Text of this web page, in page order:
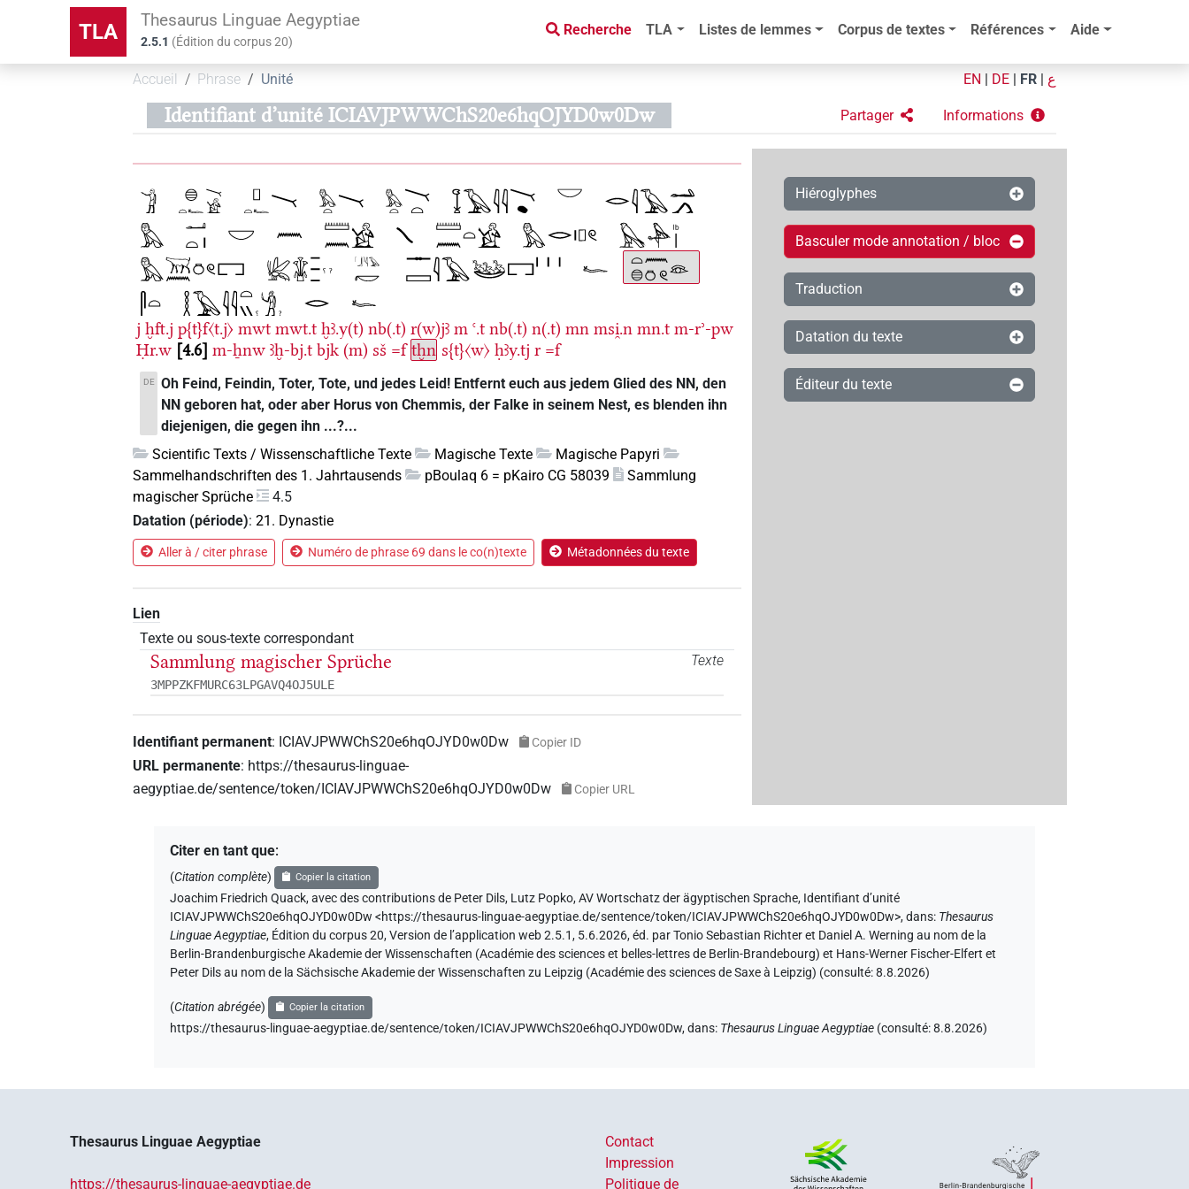
TLA Thesaurus Linguae Aegyptiae
2.5.1 (Édition du corpus20)
Recherche TLA Listes de lemmes Corpus de textes Références Aide
Accueil Phrase Unité EN DE FR ع
Identifiant d’unité ICIAVJPWWChS20e6hqOJYD0w0Dw Partager Informations
j ḫft.j p{t}f〈t.j〉 mwt mwt.t ḫꜣ.y(t) nb(.t) r(w)jꜣ m ꜥ.t nb(.t) n(.t) mn msi̯.n mn.t m-rʾ-pw
Ḥr.w 4.6 m-ẖnw ꜣḫ-bj.t bjk (m) sš =f tḫn s{t}〈w〉 ḥꜣy.tj r =f
DE
Oh Feind, Feindin, Toter, Tote, und jedes Leid! Entfernt euch aus jedem Glied des NN, den
NN geboren hat, oder aber Horus von Chemmis, der Falke in seinem Nest, es blenden ihn
diejenigen, die gegen ihn ...?...
Scientific Texts / Wissenschaftliche Texte
Magische Texte
Magische Papyri
Sammelhandschriften des 1. Jahrtausends
pBoulaq 6 = pKairo CG 58039
Sammlung
magischer Sprüche
4.5
Datation (période):21. Dynastie
Aller à / citer phrase Numéro de phrase 69 dans le co(n)texte Métadonnées du texte
Lien
Texte ou sous-texte correspondant
Texte
Sammlung magischer Sprüche
3MPPZKFMURC63LPGAVQ4OJ5ULE
Identifiant permanent: ICIAVJPWWChS20e6hqOJYD0w0Dw Copier ID
URL permanente: https://thesaurus-linguae-
aegyptiae.de/sentence/token/ICIAVJPWWChS20e6hqOJYD0w0Dw
Copier URL
Hiéroglyphes
Basculer mode annotation / bloc
Traduction
Datation du texte
Éditeur du texte
Citer en tant que:
(Citation complète) Copier la citation
Joachim Friedrich Quack,avec des contributions de Peter Dils, Lutz Popko,AV Wortschatz der ägyptischen Sprache, Identifiant d’unité
ICIAVJPWWChS20e6hqOJYD0w0Dw <https://thesaurus-linguae-aegyptiae.de/sentence/token/ICIAVJPWWChS20e6hqOJYD0w0Dw>,dans: Thesaurus
Linguae Aegyptiae, Édition du corpus 20, Version de l’application web 2.5.1, 5.6.2026, éd. par Tonio Sebastian Richter et Daniel A. Werning au nom de la
Berlin-Brandenburgische Akademie der Wissenschaften (Académie des sciences et belles-lettres de Berlin-Brandebourg) et Hans-Werner Fischer-Elfert et
Peter Dils au nom de la Sächsische Akademie der Wissenschaften zu Leipzig (Académie des sciences de Saxe à Leipzig) (consulté:8.8.2026)
(Citation abrégée) Copier la citation
https://thesaurus-linguae-aegyptiae.de/sentence/token/ICIAVJPWWChS20e6hqOJYD0w0Dw,dans: Thesaurus Linguae Aegyptiae (consulté:8.8.2026)
Thesaurus Linguae Aegyptiae
https://thesaurus-linguae-aegyptiae.de
Contact
Impression
Politique de